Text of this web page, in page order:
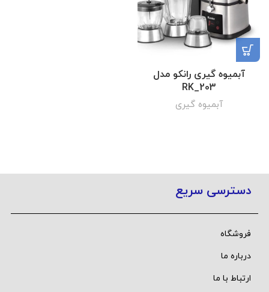
آبمیوه گیری رانکو مدل
RK_203
آبمیوه گیری
دسترسی سریع
فروشگاه
درباره ما
ارتباط با ما